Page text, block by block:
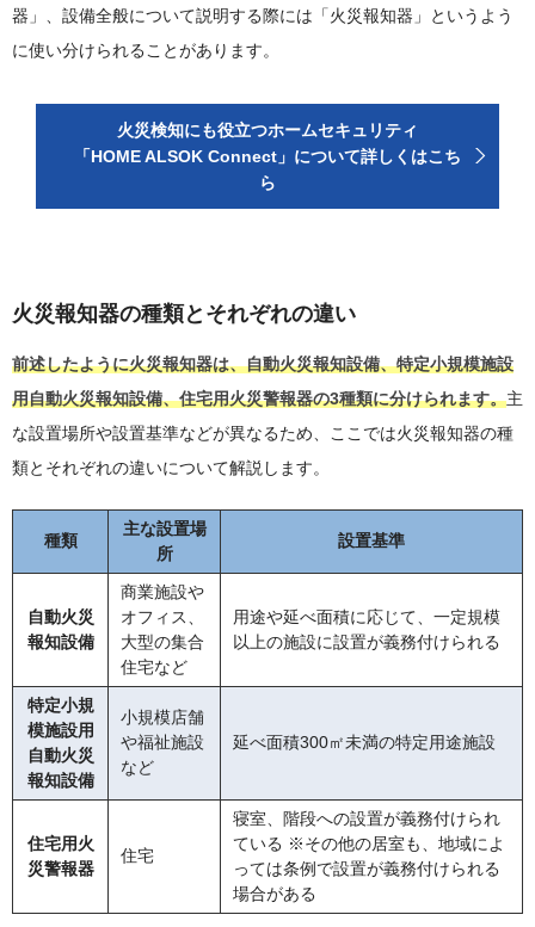
器」、設備全般について説明する際には「火災報知器」というよう
に使い分けられることがあります。
火災検知にも役立つホームセキュリティ
「HOME ALSOK Connect」について詳しくはこち
ら
火災報知器の種類とそれぞれの違い
前述したように火災報知器は、自動火災報知設備、特定小規模施設
用自動火災報知設備、住宅用火災警報器の3種類に分けられます。主
な設置場所や設置基準などが異なるため、ここでは火災報知器の種
類とそれぞれの違いについて解説します。
種類
主な設置場
所
設置基準
自動火災
報知設備
商業施設や
オフィス、
大型の集合
住宅など
用途や延べ面積に応じて、一定規模
以上の施設に設置が義務付けられる
特定小規
模施設用
自動火災
報知設備
小規模店舗
や福祉施設
など
延べ面積300㎡未満の特定用途施設
住宅用火
災警報器
住宅
寝室、階段への設置が義務付けられ
ている ※その他の居室も、地域によ
っては条例で設置が義務付けられる
場合がある